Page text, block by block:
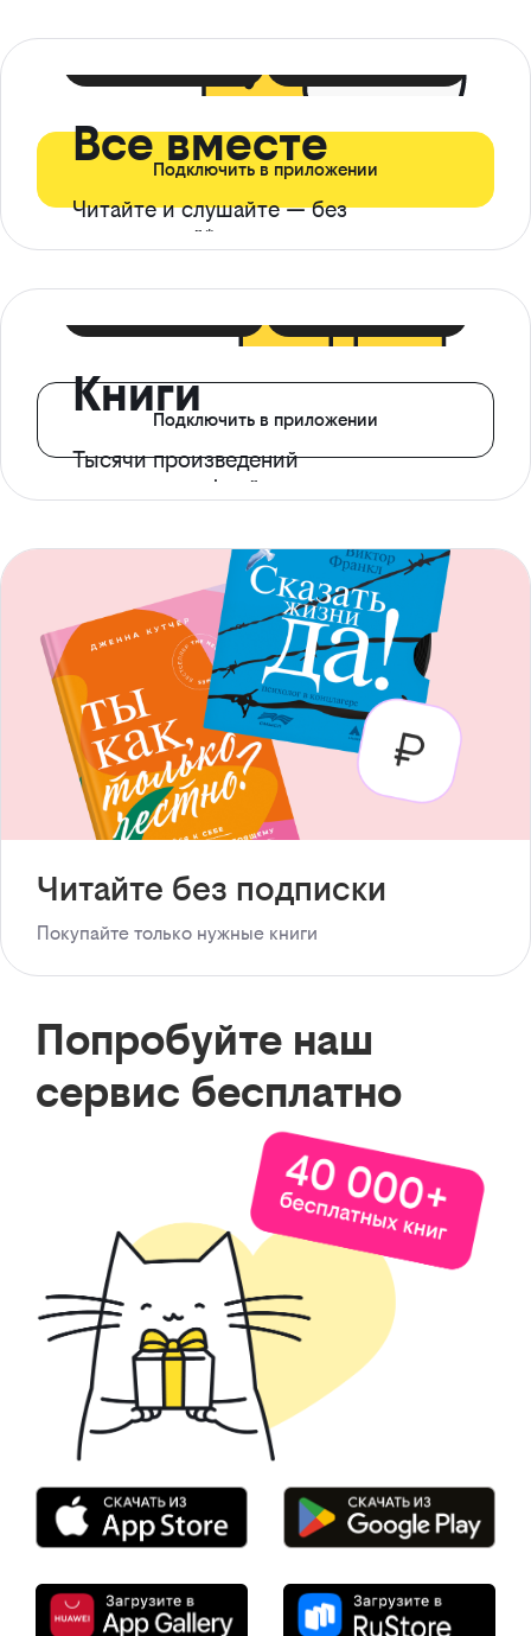
Все вместе
Читайте и слушайте — без
ограничений*
Подключить в приложении
Книги
Тысячи произведений
с доступом офлайн
Подключить в приложении
Читайте без подписки
Покупайте только нужные книги
Попробуйте наш
сервис бесплатно